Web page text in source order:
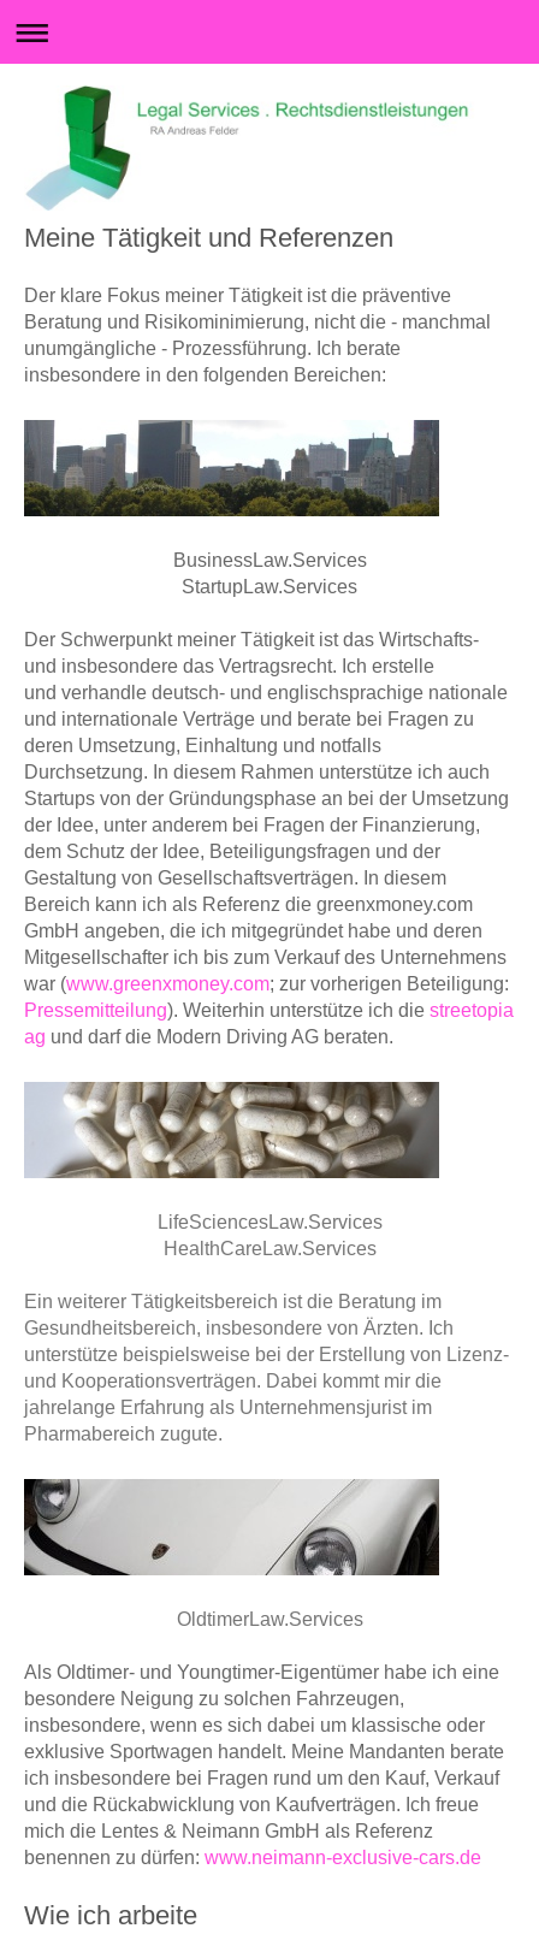
Meine Tätigkeit und Referenzen
Der klare Fokus meiner Tätigkeit ist die präventive
Beratung und Risikominimierung, nicht die - manchmal
unumgängliche - Prozessführung. Ich berate
insbesondere in den folgenden Bereichen:
BusinessLaw.Services
StartupLaw.Services
Der Schwerpunkt meiner Tätigkeit ist das Wirtschafts-
und insbesondere das Vertragsrecht. Ich erstelle
und verhandle deutsch- und englischsprachige nationale
und internationale Verträge und berate bei Fragen zu
deren Umsetzung, Einhaltung und notfalls
Durchsetzung. In diesem Rahmen unterstütze ich auch
Startups von der Gründungsphase an bei der Umsetzung
der Idee, unter anderem bei Fragen der Finanzierung,
dem Schutz der Idee, Beteiligungsfragen und der
Gestaltung von Gesellschaftsverträgen. In diesem
Bereich kann ich als Referenz die greenxmoney.com
GmbH angeben, die ich mitgegründet habe und deren
Mitgesellschafter ich bis zum Verkauf des Unternehmens
war (www.greenxmoney.com; zur vorherigen Beteiligung:
Pressemitteilung). Weiterhin unterstütze ich die streetopia
ag und darf die Modern Driving AG beraten.
LifeSciencesLaw.Services
HealthCareLaw.Services
Ein weiterer Tätigkeitsbereich ist die Beratung im
Gesundheitsbereich, insbesondere von Ärzten. Ich
unterstütze beispielsweise bei der Erstellung von Lizenz-
und Kooperationsverträgen. Dabei kommt mir die
jahrelange Erfahrung als Unternehmensjurist im
Pharmabereich zugute.
OldtimerLaw.Services
Als Oldtimer- und Youngtimer-Eigentümer habe ich eine
besondere Neigung zu solchen Fahrzeugen,
insbesondere, wenn es sich dabei um klassische oder
exklusive Sportwagen handelt. Meine Mandanten berate
ich insbesondere bei Fragen rund um den Kauf, Verkauf
und die Rückabwicklung von Kaufverträgen. Ich freue
mich die Lentes & Neimann GmbH als Referenz
benennen zu dürfen: www.neimann-exclusive-cars.de
Wie ich arbeite